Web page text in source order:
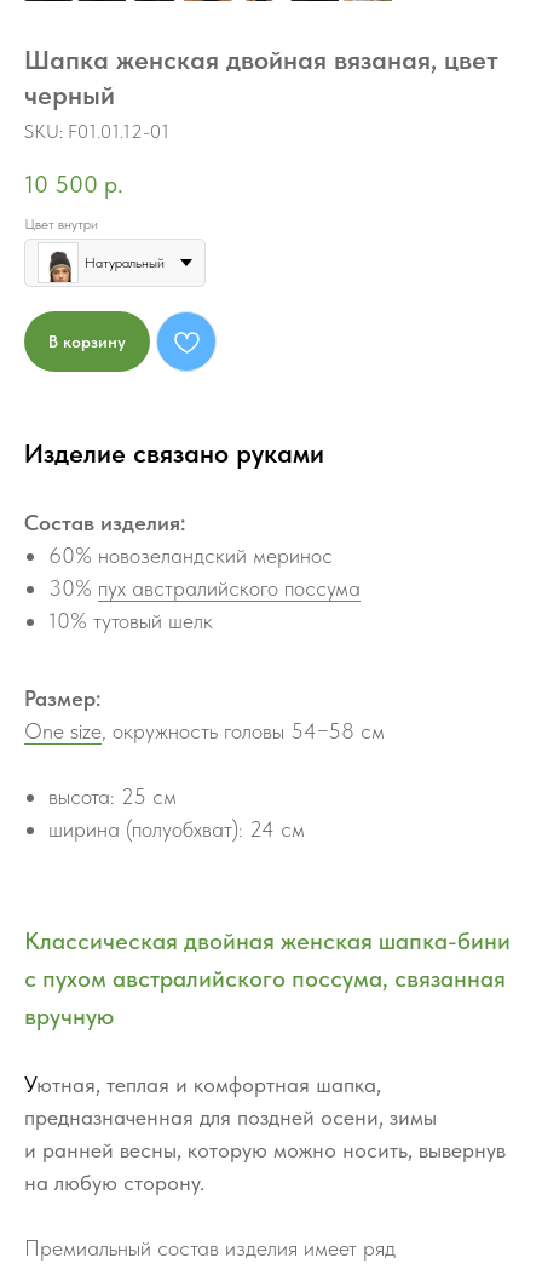
Шапка женская двойная вязаная, цвет
черный
SKU: F01.01.12-01
10 500 р.
Цвет внутри
Натуральный
В корзину
Изделие связано руками
Состав изделия:
60% новозеландский меринос
30% пух австралийского поссума
10% тутовый шелк
Размер:
One size окружность головы 54−58 см
высота: 25 см
ширина (полуобхват): 24 см
Классическая двойная женская шапка-бини
с пухом австралийского поссума, связанная
вручную
Уютная, теплая и комфортная шапка,
предназначенная для поздней осени, зимы
и ранней весны, которую можно носить, вывернув
на любую сторону.
Премиальный состав изделия имеет ряд